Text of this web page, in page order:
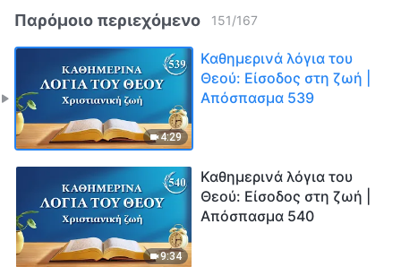
Παρόμοιο περιεχόμενο 151/167
4:29
Καθημερινά λόγια του
Θεού: Είσοδος στη ζωή |
Απόσπασμα 539
9:34
Καθημερινά λόγια του
Θεού: Είσοδος στη ζωή |
Απόσπασμα 540